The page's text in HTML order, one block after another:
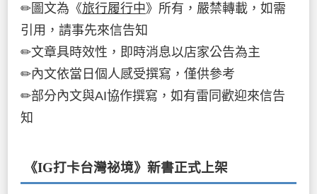
✏圖文為《旅行履行中》所有，嚴禁轉載，如需
引用，請事先來信告知
✏文章具時效性，即時消息以店家公告為主
✏內文依當日個人感受撰寫，僅供參考
✏部分內文與AI協作撰寫，如有雷同歡迎來信告
知
《IG打卡台灣祕境》新書正式上架